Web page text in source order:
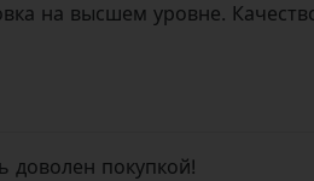
на высшем уровне.
доволен покупкой!